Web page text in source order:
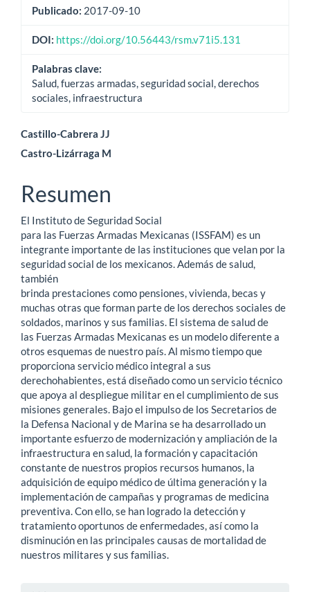
del
artículo
Publicado: 2017-09-10
DOI: https://doi.org/10.56443/rsm.v71i5.131
Palabras clave:
Salud, fuerzas armadas, seguridad social, derechos
sociales, infraestructura
Contenido
principal
del
artículo
Castillo-Cabrera JJ
Castro-Lizárraga M
Resumen
El Instituto de Seguridad Social
para las Fuerzas Armadas Mexicanas (ISSFAM) es un
integrante importante de las instituciones que velan por la
seguridad social de los mexicanos. Además de salud,
también
brinda prestaciones como pensiones, vivienda, becas y
muchas otras que forman parte de los derechos sociales de
soldados, marinos y sus familias. El sistema de salud de
las Fuerzas Armadas Mexicanas es un modelo diferente a
otros esquemas de nuestro país. Al mismo tiempo que
proporciona servicio médico integral a sus
derechohabientes, está diseñado como un servicio técnico
que apoya al despliegue militar en el cumplimiento de sus
misiones generales. Bajo el impulso de los Secretarios de
la Defensa Nacional y de Marina se ha desarrollado un
importante esfuerzo de modernización y ampliación de la
infraestructura en salud, la formación y capacitación
constante de nuestros propios recursos humanos, la
adquisición de equipo médico de última generación y la
implementación de campañas y programas de medicina
preventiva. Con ello, se han logrado la detección y
tratamiento oportunos de enfermedades, así como la
disminución en las principales causas de mortalidad de
nuestros militares y sus familias.